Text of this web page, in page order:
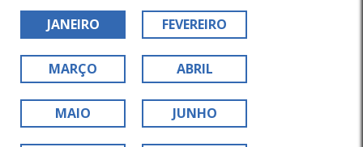
JANEIRO FEVEREIRO
MARÇO ABRIL
MAIO JUNHO